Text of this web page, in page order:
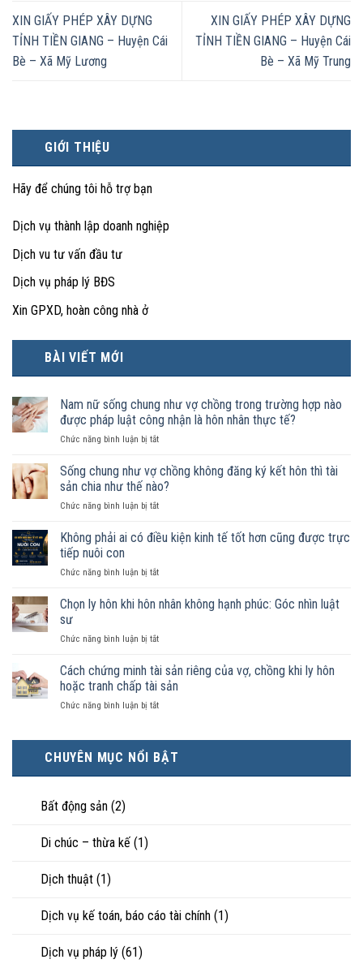
GIỚI THIỆU
Hãy để chúng tôi hỗ trợ bạn
Dịch vụ thành lập doanh nghiệp
Dịch vu tư vấn đầu tư
Dịch vụ pháp lý BĐS
Xin GPXD, hoàn công nhà ở
BÀI VIẾT MỚI
Nam nữ sống chung như vợ chồng trong trường hợp nào
được pháp luật công nhận là hôn nhân thực tế?
Chức năng bình luận bị tắtở
nữ
sống
chung
như
chồng
hợp
được
công
là
hôn
Sống chung như vợ chồng không đăng ký kết hôn thì tài
sản chia như thế nào?
Chức năng bình luận bị tắtở
chung
chồng
đăng
hôn
tài
sản
như
nào?
Không phải ai có điều kiện kinh tế tốt hơn cũng được trực
tiếp nuôi con
Chức năng bình luận bị tắtở
phải
điều
kinh
tế
hơn
trực
tiếp
nuôi
Chọn ly hôn khi hôn nhân không hạnh phúc: Góc nhìn luật
sư
Chức năng bình luận bị tắtở
ly
hôn
khi
hôn
hạnh
phúc:
Góc
Cách chứng minh tài sản riêng của vợ, chồng khi ly hôn
hoặc tranh chấp tài sản
Chức năng bình luận bị tắtở
tài
sản
chấp
CHUYÊN MỤC NỔI BẬT
Bất động sản (2)
Di chúc – thừa kế (1)
Dịch thuật (1)
Dịch vụ kế toán, báo cáo tài chính (1)
Dịch vụ pháp lý (61)
XIN GIẤY PHÉP XÂY DỰNG
TỈNH TIỀN GIANG – Huyện Cái
Bè – Xã Mỹ Lương
XIN GIẤY PHÉP XÂY DỰNG
TỈNH TIỀN GIANG – Huyện Cái
Bè – Xã Mỹ Trung